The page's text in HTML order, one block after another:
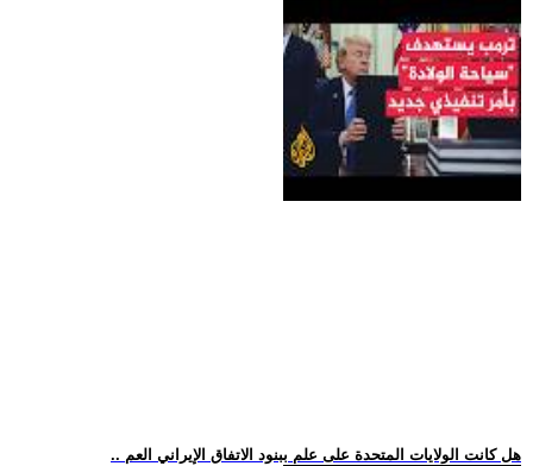
.. هل كانت الولايات المتحدة على علم ببنود الاتفاق الإيراني العم